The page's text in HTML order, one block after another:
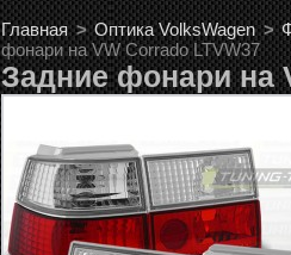
Главная > Оптика VolksWagen >
фонари на VW Corrado LTVW37
Задние фонари на